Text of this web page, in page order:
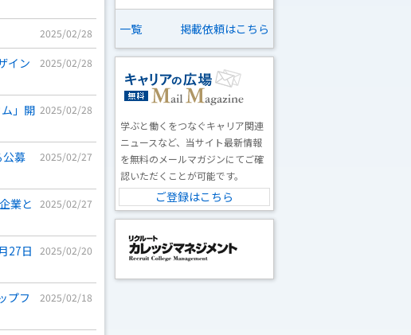
2025/02/28
2025/02/28
イン
2025/02/28
」開
2025/02/27
公募
2025/02/27
業と
2025/02/20
27日
2025/02/18
プフ
一覧 掲載依頼はこちら
学ぶと働くをつなぐキャリア関連
ニュースなど、当サイト最新情報
を無料のメールマガジンにてご確
認いただくことが可能です。
ご登録はこちら